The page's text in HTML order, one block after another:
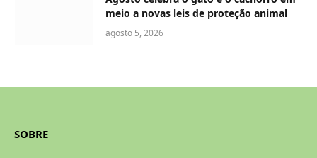
meio a novas leis de proteção animal
agosto 5, 2026
SOBRE